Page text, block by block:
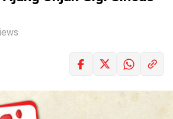
LOGIN